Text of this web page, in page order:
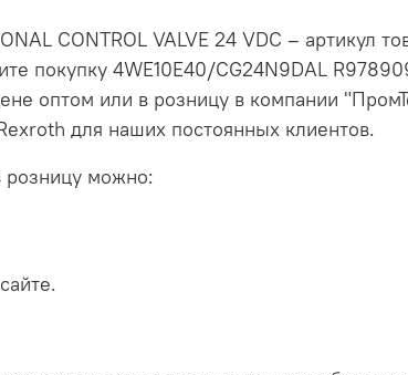
CONTROL VALVE 24 VDC – артикул
покупку 4WE10E40/CG24N9DAL
оптом или в розницу в компании
для наших постоянных клиентов.
розницу можно: